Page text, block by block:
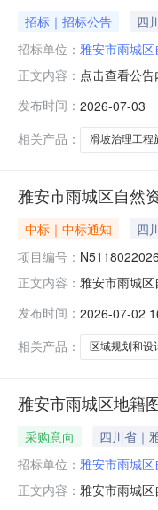
招标｜招标公告 四
招标单位： 雅安市雨城
正文内容： 点击查看公
发布时间： 2026-07-03
相关产品：
滑坡治理工程
雅安市雨城区自然
中标｜中标通知 四
项目编号：
正文内容： 雅安市雨城
院有限公司
要求服务
发布时间： 2026-07-02
相关产品：
区域规划和设
雅安市雨城区地籍
采购意向 四川省｜
招标单位： 雅安市雨城
正文内容： 雅安市雨城